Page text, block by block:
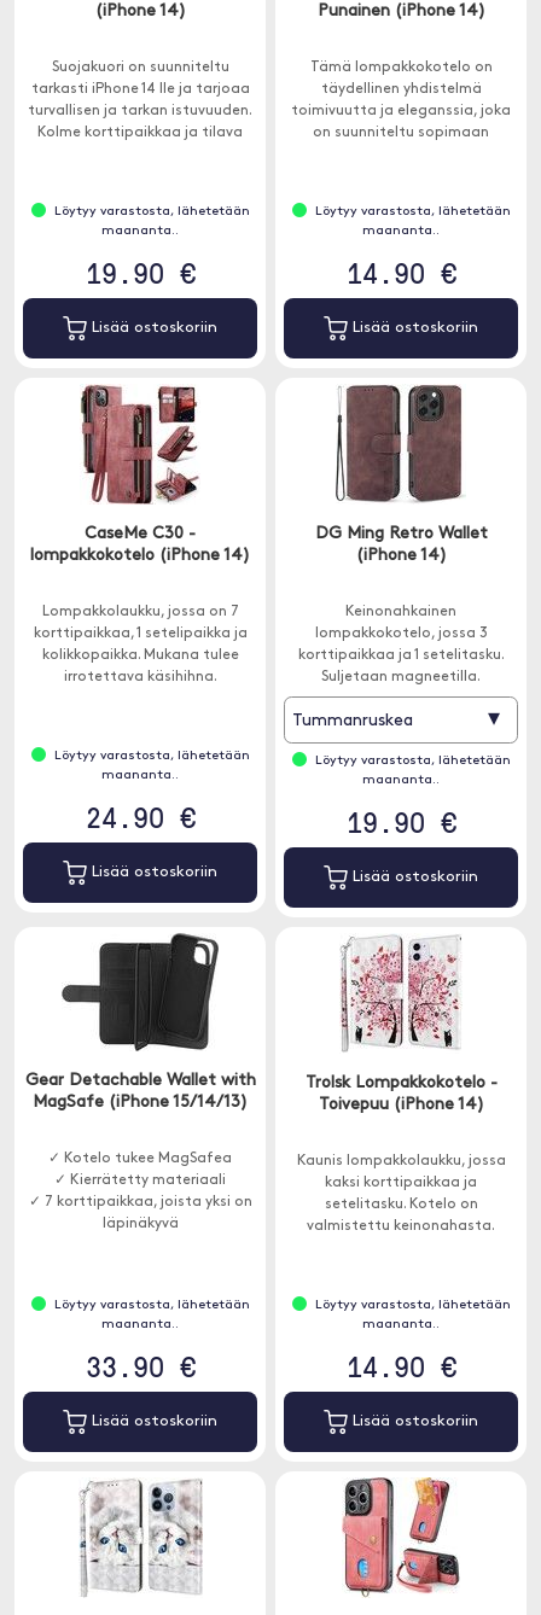
(iPhone 14)
Suojakuori on suunniteltu
tarkasti iPhone 14 lle ja tarjoaa
turvallisen ja tarkan istuvuuden.
Kolme korttipaikkaa ja tilava
Löytyy varastosta, lähetetään
maananta..
19.90 €
Lisää ostoskoriin
Punainen (iPhone 14)
Tämä lompakkokotelo on
täydellinen yhdistelmä
toimivuutta ja eleganssia, joka
on suunniteltu sopimaan
Löytyy varastosta, lähetetään
maananta..
14.90 €
Lisää ostoskoriin
CaseMe C30 -
lompakkokotelo (iPhone 14)
Lompakkolaukku, jossa on 7
korttipaikkaa, 1 setelipaikka ja
kolikkopaikka. Mukana tulee
irrotettava käsihihna.
Löytyy varastosta, lähetetään
maananta..
24.90 €
Lisää ostoskoriin
DG Ming Retro Wallet
(iPhone 14)
Keinonahkainen
lompakkokotelo, jossa 3
korttipaikkaa ja 1 setelitasku.
Suljetaan magneetilla.
Tummanruskea ▾
Löytyy varastosta, lähetetään
maananta..
19.90 €
Lisää ostoskoriin
Gear Detachable Wallet with
MagSafe (iPhone 15/14/13)
✓ Kotelo tukee MagSafea
✓ Kierrätetty materiaali
✓ 7 korttipaikkaa, joista yksi on
läpinäkyvä
Löytyy varastosta, lähetetään
maananta..
33.90 €
Lisää ostoskoriin
Trolsk Lompakkokotelo -
Toivepuu (iPhone 14)
Kaunis lompakkolaukku, jossa
kaksi korttipaikkaa ja
setelitasku. Kotelo on
valmistettu keinonahasta.
Löytyy varastosta, lähetetään
maananta..
14.90 €
Lisää ostoskoriin